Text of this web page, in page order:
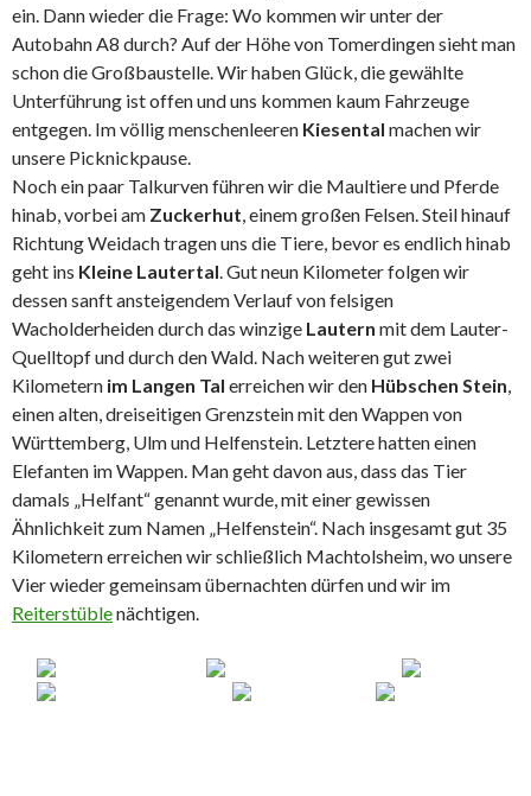
ein. Dann wieder die Frage: Wo kommen wir unter der
Autobahn A8 durch? Auf der Höhe von Tomerdingen sieht man
schon die Großbaustelle. Wir haben Glück, die gewählte
Unterführung ist offen und uns kommen kaum Fahrzeuge
entgegen. Im völlig menschenleeren Kiesental machen wir
unsere Picknickpause.
Noch ein paar Talkurven führen wir die Maultiere und Pferde
hinab, vorbei am Zuckerhut, einem großen Felsen. Steil hinauf
Richtung Weidach tragen uns die Tiere, bevor es endlich hinab
geht ins Kleine Lautertal. Gut neun Kilometer folgen wir
dessen sanft ansteigendem Verlauf von felsigen
Wacholderheiden durch das winzige Lautern mit dem Lauter-
Quelltopf und durch den Wald. Nach weiteren gut zwei
Kilometern im Langen Tal erreichen wir den Hübschen Stein,
einen alten, dreiseitigen Grenzstein mit den Wappen von
Württemberg, Ulm und Helfenstein. Letztere hatten einen
Elefanten im Wappen. Man geht davon aus, dass das Tier
damals „Helfant“ genannt wurde, mit einer gewissen
Ähnlichkeit zum Namen „Helfenstein“. Nach insgesamt gut 35
Kilometern erreichen wir schließlich Machtolsheim, wo unsere
Vier wieder gemeinsam übernachten dürfen und wir im
Reiterstüblenächtigen.